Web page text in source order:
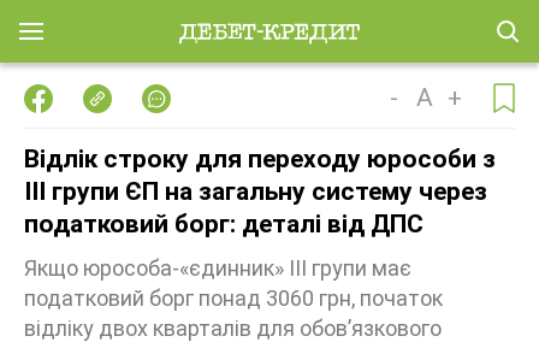
- A +
Відлік строку для переходу юрособи з
ІІІ групи ЄП на загальну систему через
податковий борг: деталі від ДПС
Якщо юрособа-«єдинник» ІІІ групи має
податковий борг понад 3060 грн, початок
відліку двох кварталів для обов’язкового